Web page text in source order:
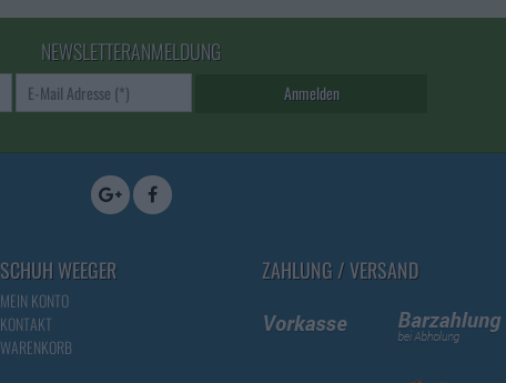
NEWSLETTERANMELDUNG
E-Mail Adresse
SCHUH WEEGER
MEIN KONTO
KONTAKT
WARENKORB
ZAHLUNG / VERSAND